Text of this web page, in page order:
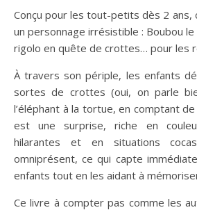
Conçu pour les tout-petits dès 2 ans, ce livre met en scène
un personnage irrésistible : Boubou
rigolo en quête de crottes… pour les
À travers son périple, les enfants
sortes de crottes (oui, on parle
l’éléphant à la tortue, en comptant
est une surprise, riche en
hilarantes et en situations
omniprésent, ce qui capte
enfants tout en les aidant à
Ce livre à compter pas comme les